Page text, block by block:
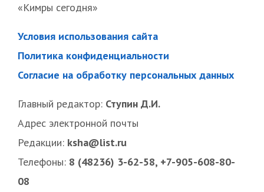
«Кимры сегодня»
Условия использования сайта
Политика конфиденциальности
Согласие на обработку персональных данных
Главный редактор: Ступин Д.И.
Адрес электронной почты
Редакции: ksha@list.ru
Телефоны: 8 (48236) 3-62-58, +7-905-608-80-
08